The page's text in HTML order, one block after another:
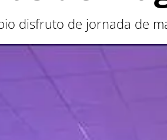
disfruto de jornada de